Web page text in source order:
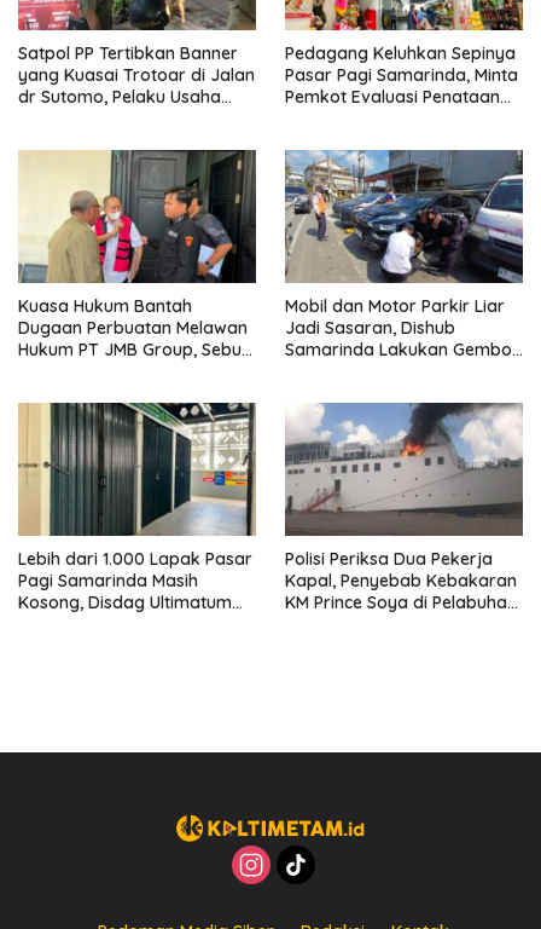
Satpol PP Tertibkan Banner
yang Kuasai Trotoar di Jalan
dr Sutomo, Pelaku Usaha
Pedagang Keluhkan Sepinya
Pasar Pagi Samarinda, Minta
Pemkot Evaluasi Penataan
Kuasa Hukum Bantah
Dugaan Perbuatan Melawan
Hukum PT JMB Group, Sebut
Mobil dan Motor Parkir Liar
Jadi Sasaran, Dishub
Samarinda Lakukan Gembok
Lebih dari 1.000 Lapak Pasar
Pagi Samarinda Masih
Kosong, Disdag Ultimatum
Polisi Periksa Dua Pekerja
Kapal, Penyebab Kebakaran
KM Prince Soya di Pelabuhan